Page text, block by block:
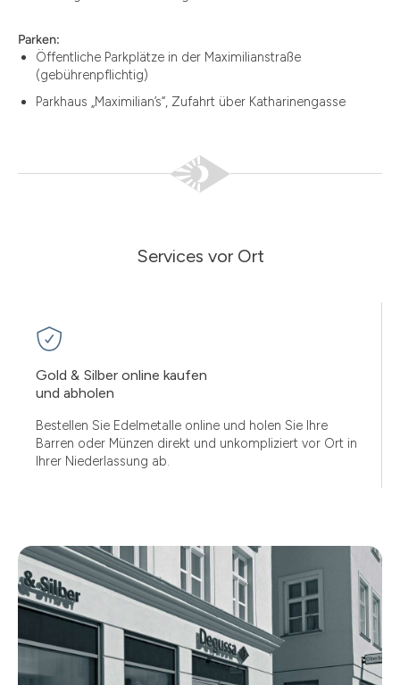
Parken:
Öffentliche Parkplätze in der Maximilianstraße
(gebührenpflichtig)
Parkhaus „Maximilian’s“, Zufahrt über Katharinengasse
Services vor Ort
Gold & Silber online kaufen
und abholen
Bestellen Sie Edelmetalle online und holen Sie Ihre
Barren oder Münzen direkt und unkompliziert vor Ort in
Ihrer Niederlassung ab.